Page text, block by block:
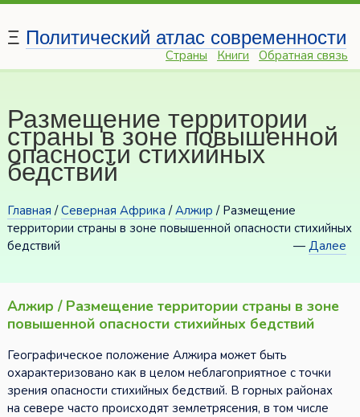
Ξ Политический атлас современности
Страны Книги Обратная связь
Размещение территории
страны в зоне повышенной
опасности стихийных
бедствий
Главная /Северная Африка /Алжир / Размещение
территории страны в зоне повышенной опасности стихийных
бедствий
—Далее
Алжир / Размещение территории страны в зоне
повышенной опасности стихийных бедствий
Географическое положение Алжира может быть
охарактеризовано как в целом неблагоприятное с точки
зрения опасности стихийных бедствий. В горных районах
на севере часто происходят землетрясения, в том числе